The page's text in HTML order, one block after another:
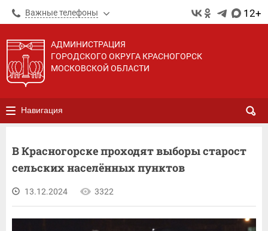
Важные телефоны 12+
АДМИНИСТРАЦИЯ
ГОРОДСКОГО ОКРУГА КРАСНОГОРСК
МОСКОВСКОЙ ОБЛАСТИ
Навигация
В Красногорске проходят выборы старост
сельских населённых пунктов
13.12.2024 3322